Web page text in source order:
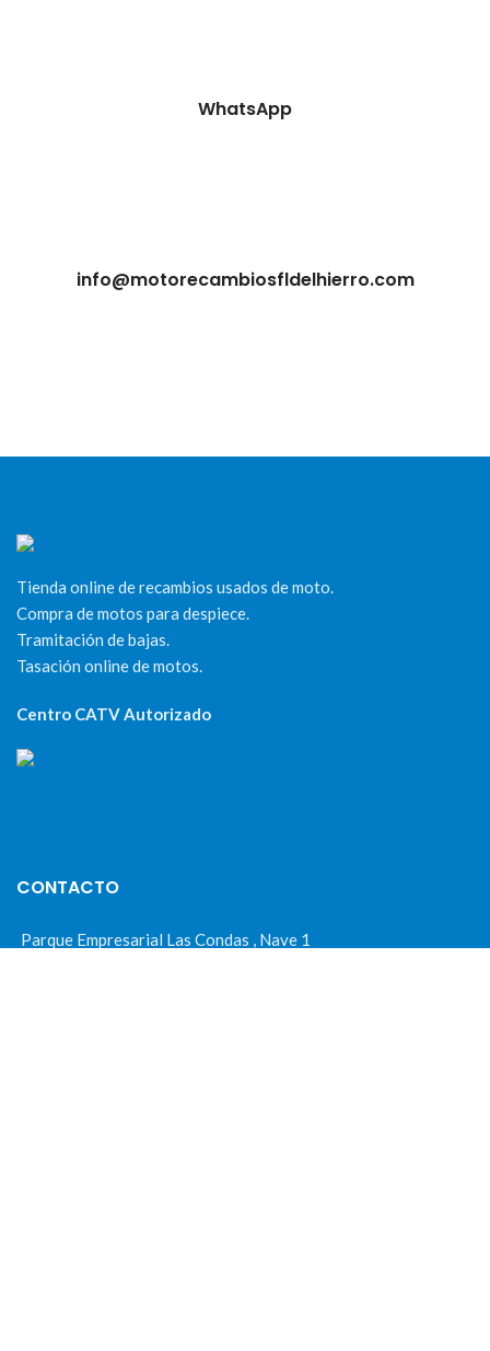
WhatsApp
info@motorecambiosfldelhierro.com
Tienda online de recambios usados de moto.
Compra de motos para despiece.
Tramitación de bajas.
Tasación online de motos.
Centro CATV Autorizado
CONTACTO
Parque Empresarial Las Condas , Nave 1